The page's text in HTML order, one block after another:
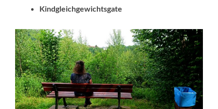
Kindgleichgewichtsgate